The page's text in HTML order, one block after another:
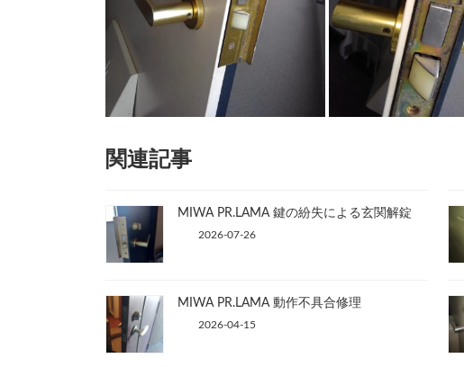
関連記事
MIWA PR.LAMA 鍵の紛失による玄関解錠
2026-07-26
MIWA PR.LAMA 動作不具合修理
2026-04-15